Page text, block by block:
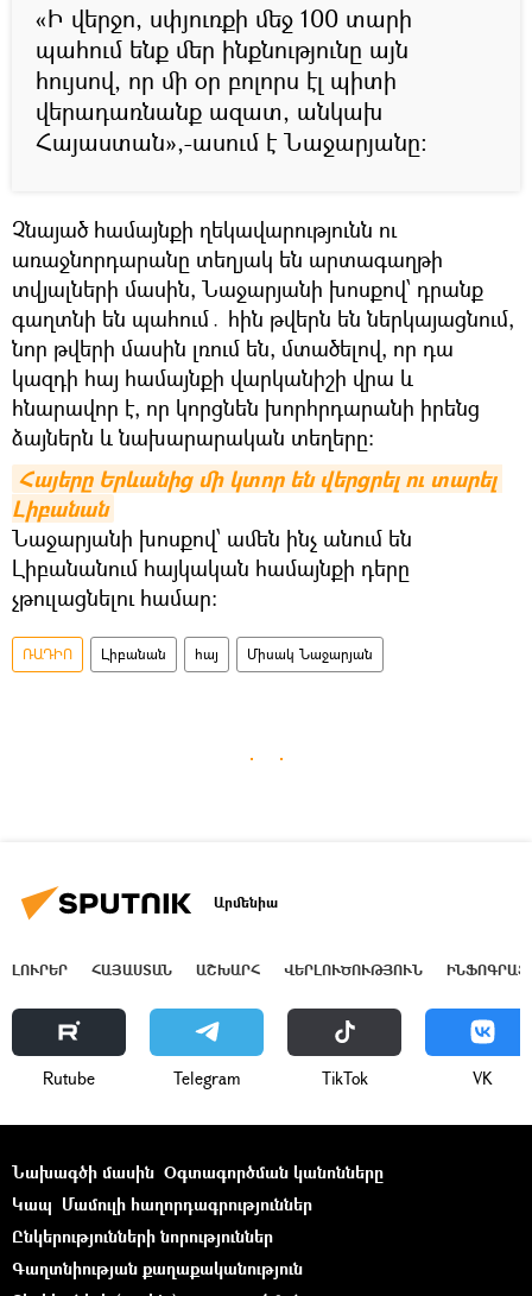
«Ի վերջո, սփյուռքի մեջ 100 տարի
պահում ենք մեր ինքնությունը այն
հույսով, որ մի օր բոլորս էլ պիտի
վերադառնանք ազատ, անկախ
Հայաստան»,-ասում է Նաջարյանը։
Չնայած համայնքի ղեկավարությունն ու
առաջնորդարանը տեղյակ են արտագաղթի
տվյալների մասին, Նաջարյանի խոսքով՝ դրանք
գաղտնի են պահում․ հին թվերն են ներկայացնում,
նոր թվերի մասին լռում են, մտածելով, որ դա
կազդի հայ համայնքի վարկանիշի վրա և
հնարավոր է, որ կորցնեն խորհրդարանի իրենց
ձայներն և նախարարական տեղերը։
Հայերը Երևանից մի կտոր են վերցրել ու տարել
Լիբանան
Նաջարյանի խոսքով՝ ամեն ինչ անում են
Լիբանանում հայկական համայնքի դերը
չթուլացնելու համար։
ՌԱԴԻՈ Լիբանան հայ Միսակ Նաջարյան
Արմենիա
ԼՈՒՐԵՐ ՀԱՅԱՍՏԱՆ ԱՇԽԱՐՀ ՎԵՐԼՈՒԾՈՒԹՅՈՒՆ
Rutube Telegram ТikТоk VK
Նախագծի մասին Օգտագործման կանոնները
Կապ Մամուլի հաղորդագրություններ
Ընկերությունների նորություններ
Գաղտնիության քաղաքականություն